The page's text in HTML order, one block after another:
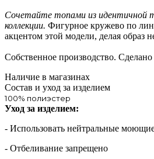
Сочетайте топами из идентичной
коллекции. Фигурное кружево по
акцентом этой модели, делая
Собственное производство.
Наличие в магазинах
Состав и уход за изделием
100% полиэстер
Уход за изделием:
- Использовать нейтральные моющие
- Отбеливание запрещено